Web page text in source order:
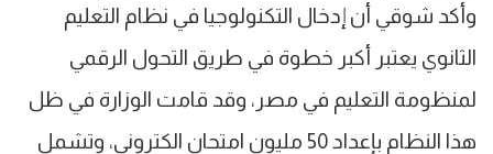
وأكد شوقي أن إدخال التكنولوجيا في نظام التعليم
الثانوي يعتبر أكبر خطوة في طريق التحول الرقمي
لمنظومة التعليم في مصر، وقد قامت الوزارة في ظل
هذا النظام بإعداد 50 مليون امتحان الكتروني، وتشمل